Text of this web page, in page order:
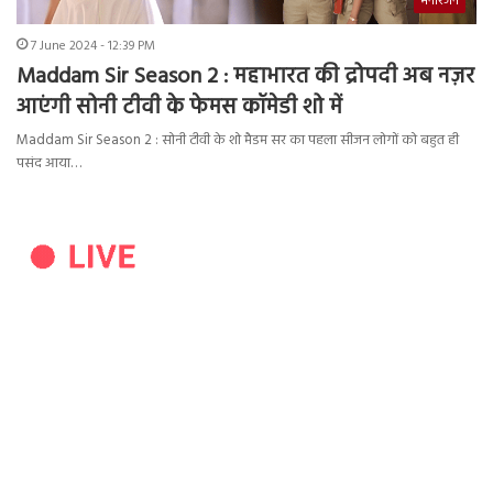
7 June 2024 - 12:39 PM
Maddam Sir Season 2 : महाभारत की द्रोपदी अब नज़र
आएंगी सोनी टीवी के फेमस कॉमेडी शो में
Maddam Sir Season 2 : सोनी टीवी के शो मैडम सर का पहला सीजन लोगों को बहुत ही
पसंद आया…